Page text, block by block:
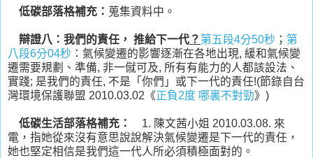
低碳部落格補充： 蒐集資料中。
辯證八：我們的責任， 推給下一代 ？第五段4分50秒 ； 第
八段6分04秒 ：氣候變遷的影響逐漸在各地出現, 緩和氣候變
遷需要規劃、準備, 非一僦可及, 所有有能力的人都該設法、
實踐; 是我們的責任, 不是「你們」或下一代的責任!(節錄自台
灣環境保護聯盟 2010.03.02《正負2度 哪裏不對勁》)
低碳生活部落格補充：
1. 陳文茜小姐 2010.03.08. 來
電，指她從來沒有意思說說解決氣候變遷是下一代的責任，
她也堅定相信是我們這一代人所必須積極面對的。